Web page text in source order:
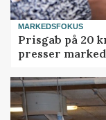
MARKEDSFOKUS
Prisgab på 20
presser